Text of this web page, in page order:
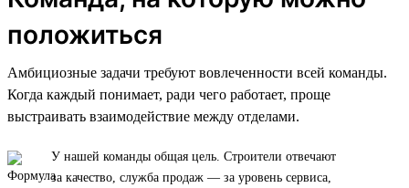
положиться
Амбициозные задачи требуют вовлеченности всей команды.
Когда каждый понимает, ради чего работает, проще
выстраивать взаимодействие между отделами.
У нашей команды общая цель. Строители отвечают
за качество, служба продаж — за уровень сервиса,